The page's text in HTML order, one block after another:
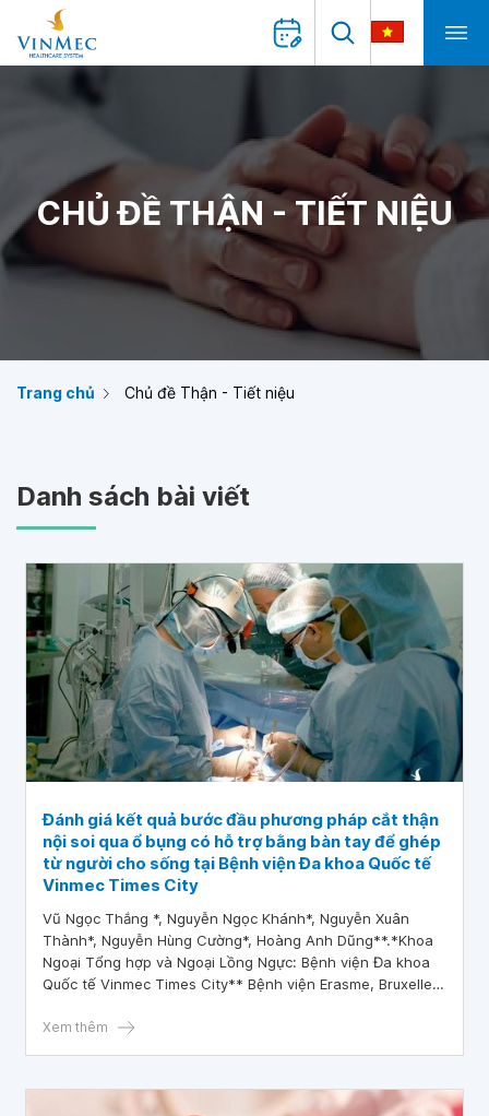
CHỦ ĐỀ THẬN - TIẾT NIỆU
Trang chủ Chủ đề Thận - Tiết niệu
Danh sách bài viết
Đánh giá kết quả bước đầu phương pháp cắt thận
nội soi qua ổ bụng có hỗ trợ bằng bàn tay để ghép
từ người cho sống tại Bệnh viện Đa khoa Quốc tế
Vinmec Times City
Vũ Ngọc Thắng *, Nguyễn Ngọc Khánh*, Nguyễn Xuân
Thành*, Nguyễn Hùng Cường*, Hoàng Anh Dũng**.*Khoa
Ngoại Tổng hợp và Ngoại Lồng Ngực: Bệnh viện Đa khoa
Quốc tế Vinmec Times City** Bệnh viện Erasme, Bruxelles,
Xem thêm